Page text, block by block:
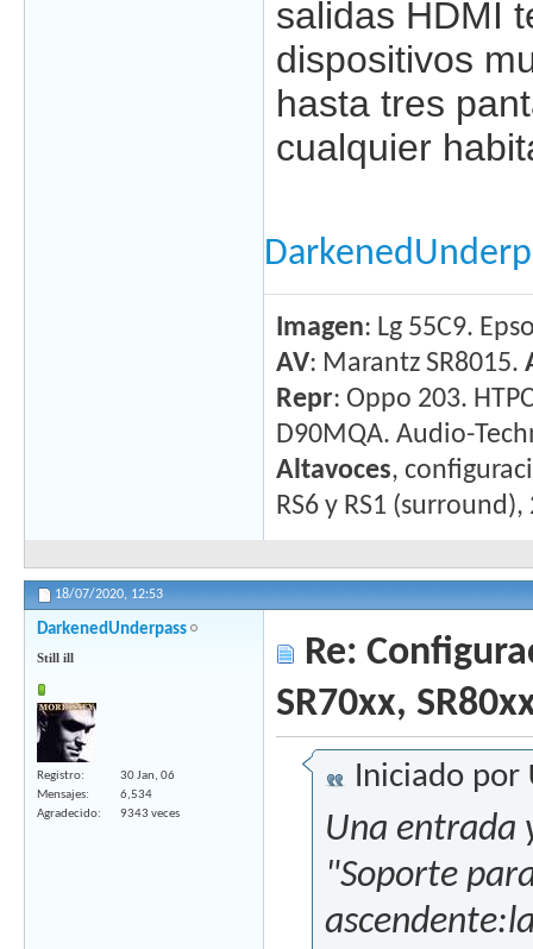
salidas HDMI
dispositivos
hasta tres
cualquier
Imagen: Lg 55C9.
AV: Marantz SR8015.
Repr: Oppo 203.
D90MQA. Audio-
Altavoces,
RS6 y RS1
18/07/2020, 12:53
DarkenedUnderpass
Still ill
Registro
30 Jan, 06
Mensajes
6,534
Agradecido
9343 veces
Re:
SR70xx,
Iniciado por
Una entrada
"Soporte